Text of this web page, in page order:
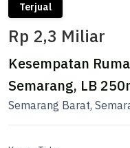
Terjual
Rp 2,3 Miliar
Kesempatan
Semarang, LB
Semarang Barat,